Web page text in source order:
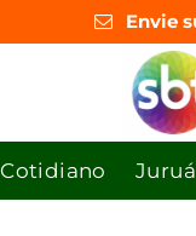
Envie
Cotidiano Juruá